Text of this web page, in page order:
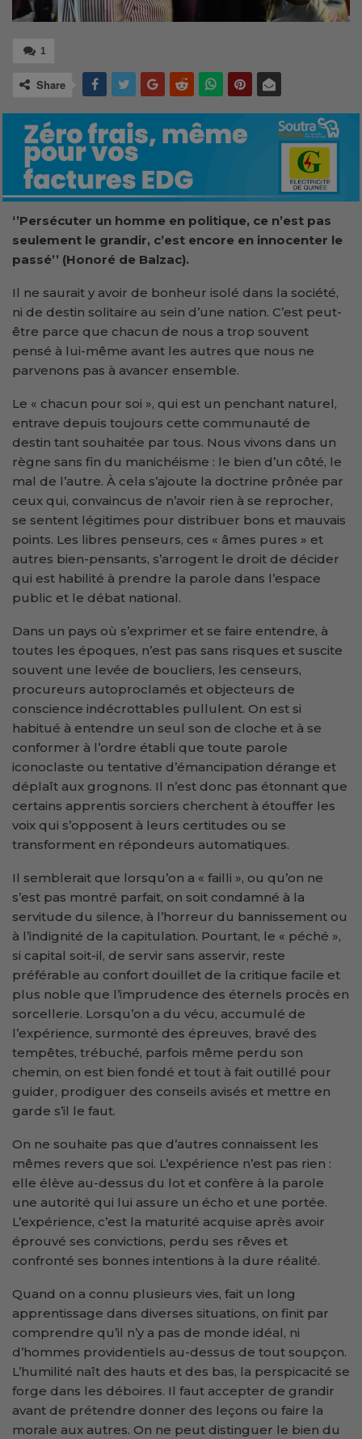
1
Share
‘’Persécuter un homme en politique, ce n’est pas
seulement le grandir, c’est encore en innocenter le
passé’’ (Honoré de Balzac).
Il ne saurait y avoir de bonheur isolé dans la société,
ni de destin solitaire au sein d’une nation. C’est peut-
être parce que chacun de nous a trop souvent
pensé à lui-même avant les autres que nous ne
parvenons pas à avancer ensemble.
Le « chacun pour soi », qui est un penchant naturel,
entrave depuis toujours cette communauté de
destin tant souhaitée par tous. Nous vivons dans un
règne sans fin du manichéisme : le bien d’un côté, le
mal de l’autre. À cela s’ajoute la doctrine prônée par
ceux qui, convaincus de n’avoir rien à se reprocher,
se sentent légitimes pour distribuer bons et mauvais
points. Les libres penseurs, ces « âmes pures » et
autres bien-pensants, s’arrogent le droit de décider
qui est habilité à prendre la parole dans l’espace
public et le débat national.
Dans un pays où s’exprimer et se faire entendre, à
toutes les époques, n’est pas sans risques et suscite
souvent une levée de boucliers, les censeurs,
procureurs autoproclamés et objecteurs de
conscience indécrottables pullulent. On est si
habitué à entendre un seul son de cloche et à se
conformer à l’ordre établi que toute parole
iconoclaste ou tentative d’émancipation dérange et
déplaît aux grognons. Il n’est donc pas étonnant que
certains apprentis sorciers cherchent à étouffer les
voix qui s’opposent à leurs certitudes ou se
transforment en répondeurs automatiques.
Il semblerait que lorsqu’on a « failli », ou qu’on ne
s’est pas montré parfait, on soit condamné à la
servitude du silence, à l’horreur du bannissement ou
à l’indignité de la capitulation. Pourtant, le « péché »,
si capital soit-il, de servir sans asservir, reste
préférable au confort douillet de la critique facile et
plus noble que l’imprudence des éternels procès en
sorcellerie. Lorsqu’on a du vécu, accumulé de
l’expérience, surmonté des épreuves, bravé des
tempêtes, trébuché, parfois même perdu son
chemin, on est bien fondé et tout à fait outillé pour
guider, prodiguer des conseils avisés et mettre en
garde s’il le faut.
On ne souhaite pas que d’autres connaissent les
mêmes revers que soi. L’expérience n’est pas rien :
elle élève au-dessus du lot et confère à la parole
une autorité qui lui assure un écho et une portée.
L’expérience, c’est la maturité acquise après avoir
éprouvé ses convictions, perdu ses rêves et
confronté ses bonnes intentions à la dure réalité.
Quand on a connu plusieurs vies, fait un long
apprentissage dans diverses situations, on finit par
comprendre qu’il n’y a pas de monde idéal, ni
d’hommes providentiels au-dessus de tout soupçon.
L’humilité naît des hauts et des bas, la perspicacité se
forge dans les déboires. Il faut accepter de grandir
avant de prétendre donner des leçons ou faire la
morale aux autres. On ne peut distinguer le bien du